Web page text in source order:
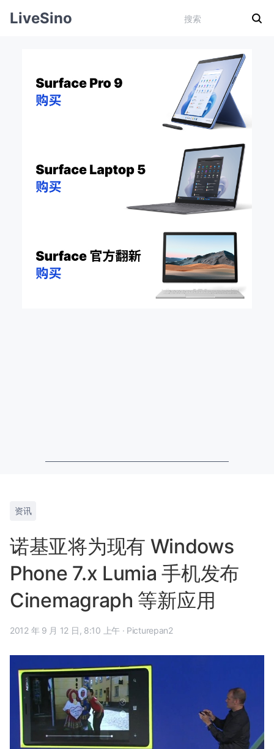
LiveSino
资讯
诺基亚将为现有 Windows
Phone 7.x Lumia 手机发布
Cinemagraph 等新应用
2012 年 9 月 12 日, 8:10 上午 · Picturepan2